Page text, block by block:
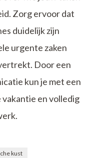
Zorg ervoor dat
duidelijk zijn
urgente zaken
Door een
kun je met een
en volledig
kust